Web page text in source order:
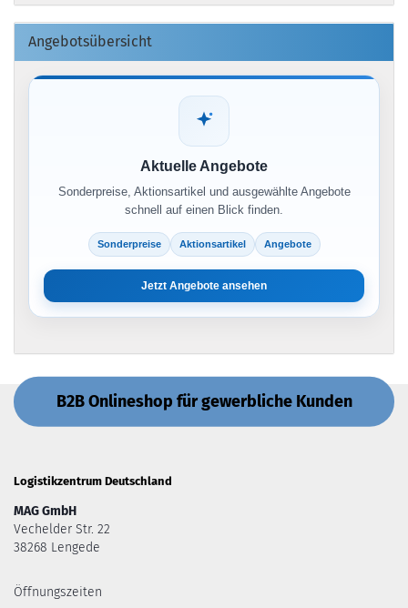
Angebotsübersicht
Aktuelle Angebote
Sonderpreise, Aktionsartikel und ausgewählte Angebote
schnell auf einen Blick finden.
Sonderpreise Aktionsartikel Angebote
Jetzt Angebote ansehen
B2B Onlineshop für gewerbliche Kunden
Logistikzentrum Deutschland
MAG GmbH
Vechelder Str. 22
38268 Lengede
Öffnungszeiten